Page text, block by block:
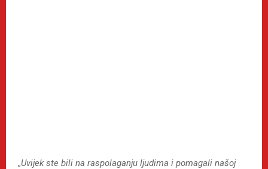
„Uvijek ste bili na raspolaganju ljudima i pomagali našoj